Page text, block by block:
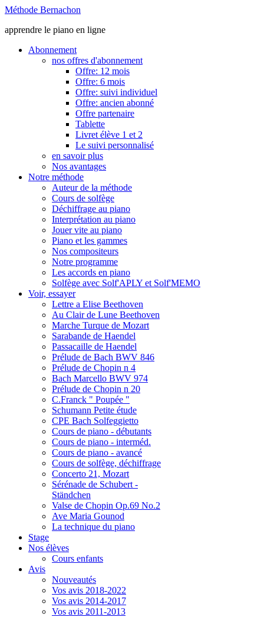
Méthode Bernachon
apprendre le piano en ligne
Abonnement
nos offres d'abonnement
Offre: 12 mois
Offre: 6 mois
Offre: suivi individuel
Offre: ancien abonné
Offre partenaire
Tablette
Livret élève 1 et 2
Le suivi personnalisé
en savoir plus
Nos avantages
Notre méthode
Auteur de la méthode
Cours de solfège
Déchiffrage au piano
Interprétation au piano
Jouer vite au piano
Piano et les gammes
Nos compositeurs
Notre programme
Les accords en piano
Solfège avec Solf'APLY et Solf'MEMO
Voir, essayer
Lettre a Elise Beethoven
Au Clair de Lune Beethoven
Marche Turque de Mozart
Sarabande de Haendel
Passacaille de Haendel
Prélude de Bach BWV 846
Prélude de Chopin n 4
Bach Marcello BWV 974
Prélude de Chopin n 20
C.Franck " Poupée "
Schumann Petite étude
CPE Bach Solfeggietto
Cours de piano - débutants
Cours de piano - interméd.
Cours de piano - avancé
Cours de solfège, déchiffrage
Concerto 21, Mozart
Sérénade de Schubert -
Ständchen
Valse de Chopin Op.69 No.2
Ave Maria Gounod
La technique du piano
Stage
Nos élèves
Cours enfants
Avis
Nouveautés
Vos avis 2018-2022
Vos avis 2014-2017
Vos avis 2011-2013